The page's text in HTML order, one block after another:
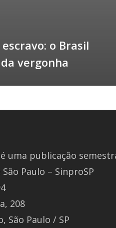
o Brasil
vergonha
é uma publicação
Paulo – SinproSP
208
São Paulo / SP